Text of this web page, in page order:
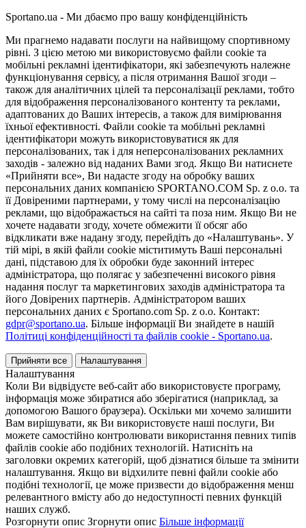
Sportano.ua - Ми дбаємо про вашу конфіденційність
Ми прагнемо надавати послуги на найвищому спортивному
рівні. З цією метою ми використовуємо файли cookie та
мобільні рекламні ідентифікатори, які забезпечують належне
функціонування сервісу, а після отримання Вашої згоди –
також для аналітичних цілей та персоналізації реклами, тобто
для відображення персоналізованого контенту та реклами,
адаптованих до Ваших інтересів, а також для вимірювання
їхньої ефективності. Файли cookie та мобільні рекламні
ідентифікатори можуть використовуватися як для
персоналізованих, так і для неперсоналізованих рекламних
заходів - залежно від наданих Вами згод. Якщо Ви натиснете
«Прийняти все», Ви надасте згоду на обробку ваших
персональних даних компанією SPORTANO.COM Sp. z o.o. та
її Довіреними партнерами, у тому числі на персоналізацію
реклами, що відображається на сайті та поза ним. Якщо Ви не
хочете надавати згоду, хочете обмежити її обсяг або
відкликати вже надану згоду, перейдіть до «Налаштувань». У
тій мірі, в якій файли cookie міститимуть Ваші персональні
дані, підставою для їх обробки буде законний інтерес
адміністратора, що полягає у забезпеченні високого рівня
надання послуг та маркетингових заходів адміністратора та
його Довірених партнерів. Адміністратором ваших
персональних даних є Sportano.com Sp. z o.o. Контакт:
gdpr@sportano.ua. Більше інформації Ви знайдете в нашій
Політиці конфіденційності та файлів cookie - Sportano.ua.
Прийняти все Налаштування
Налаштування
Коли Ви відвідуєте веб-сайт або використовуєте програму,
інформація може збиратися або зберігатися (наприклад, за
допомогою Вашого браузера). Оскільки ми хочемо залишити
Вам вирішувати, як Ви використовуєте наші послуги, Ви
можете самостійно контролювати використання певних типів
файлів cookie або подібних технологій. Натисніть на
заголовки окремих категорій, щоб дізнатися більше та змінити
налаштування. Якщо ви відхилите певні файли cookie або
подібні технології, це може призвести до відображення менш
релевантного вмісту або до недоступності певних функцій
наших служб.
Розгорнути опис Згорнути опис Більше інформації